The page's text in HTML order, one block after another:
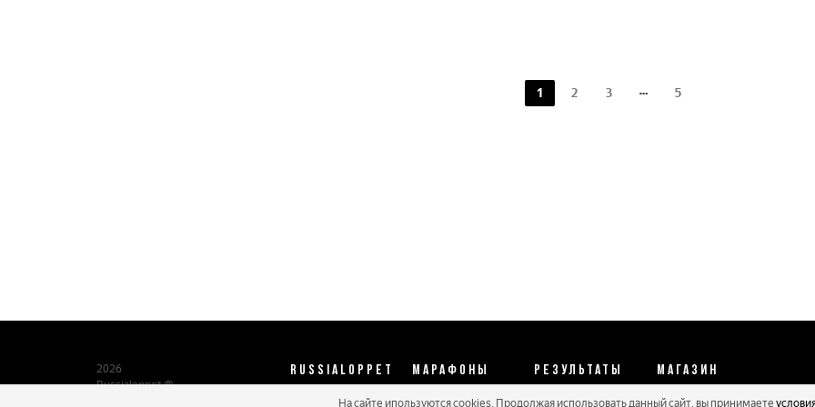
1 2 3 5
2026
Russialoppet ®
RUSSIALOPPET МАРАФОНЫ РЕЗУЛЬТАТЫ МАГАЗИН
Календарь 2026 Протоколы 2025 Реквизиты
На сайте ипользуются cookies. Продолжая использовать данный сайт, вы принимаете